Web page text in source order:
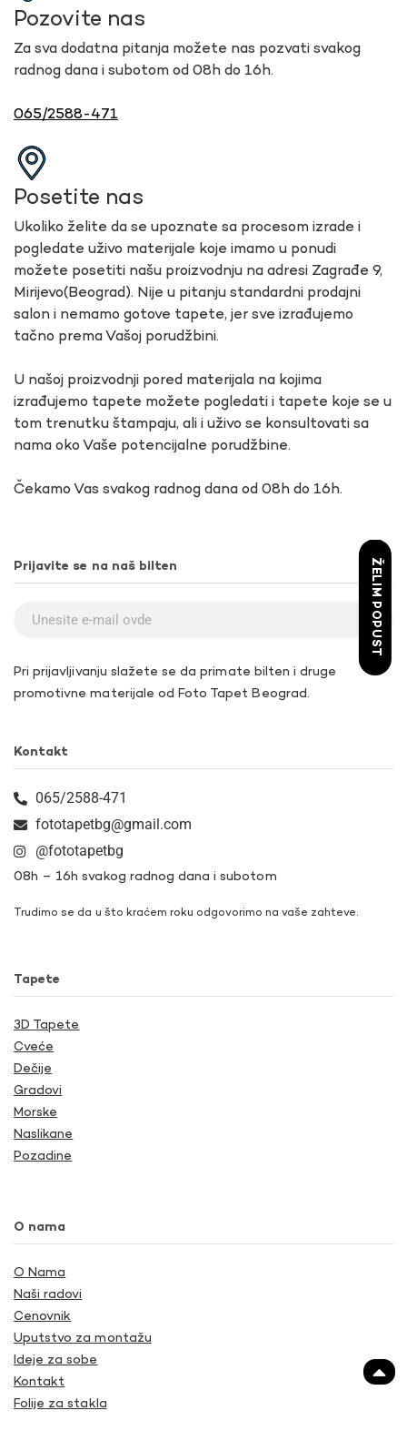
Pozovite nas
Za sva dodatna pitanja možete nas pozvati svakog
radnog dana i subotom od 08h do 16h.
065/2588-471
Posetite nas
Ukoliko želite da se upoznate sa procesom izrade i
pogledate uživo materijale koje imamo u ponudi
možete posetiti našu proizvodnju na adresi Zagrađe 9,
Mirijevo(Beograd). Nije u pitanju standardni prodajni
salon i nemamo gotove tapete, jer sve izrađujemo
tačno prema Vašoj porudžbini.
U našoj proizvodnji pored materijala na kojima
izrađujemo tapete možete pogledati i tapete koje se u
tom trenutku štampaju, ali i uživo se konsultovati sa
nama oko Vaše potencijalne porudžbine.
Čekamo Vas svakog radnog dana od 08h do 16h.
Prijavite se na naš bilten
Pri prijavljivanju slažete se da primate bilten i druge
promotivne materijale od Foto Tapet Beograd.
Kontakt
065/2588-471
fototapetbg@gmail.com
@fototapetbg
08h – 16h svakog radnog dana i subotom
Trudimo se da u što kraćem roku odgovorimo na vaše zahteve.
Tapete
3D Tapete
Cveće
Dečije
Gradovi
Morske
Naslikane
Pozadine
O nama
O Nama
Naši radovi
Cenovnik
Uputstvo za montažu
Ideje za sobe
Kontakt
Folije za stakla
ŽELIM POPUST